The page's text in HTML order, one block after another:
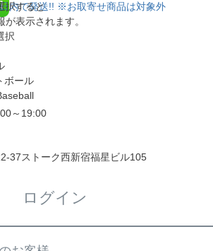
～19:00
37ストーク西新宿福星ビル105
内で発送!! ※お取寄せ商品は対象外
択すると
表示されます。
択
ボール
ログイン